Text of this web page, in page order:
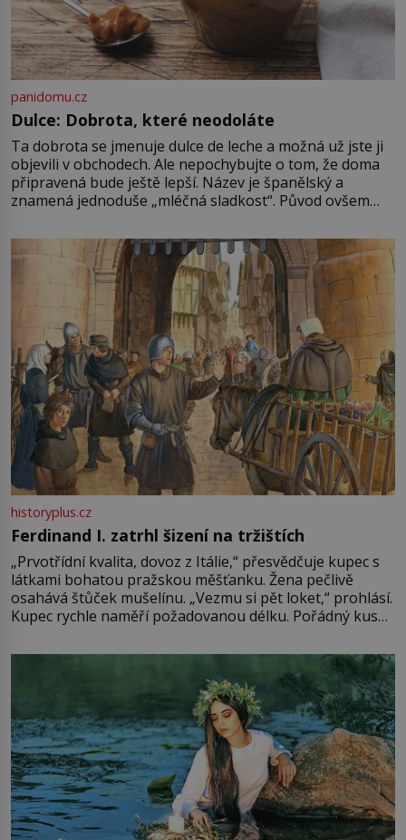
panidomu.cz
Dulce: Dobrota, které neodoláte
Ta dobrota se jmenuje dulce de leche a možná už jste ji
objevili v obchodech. Ale nepochybujte o tom, že doma
připravená bude ještě lepší. Název je španělský a
znamená jednoduše „mléčná sladkost“. Původ ovšem
pře hned několik latinskoamerických zemí a k tomu
Francie, kde se traduje,
historyplus.cz
Ferdinand I. zatrhl šizení na tržištích
„Prvotřídní kvalita, dovoz z Itálie,“ přesvědčuje kupec s
látkami bohatou pražskou měšťanku. Žena pečlivě
osahává štůček mušelínu. „Vezmu si pět loket,“ prohlásí.
Kupec rychle naměří požadovanou délku. Pořádný kus
milostpaní. Stačí jenom na sukni,“ zhodnotí švadlena
množství růžového mušelínu. „Ošidili vás, podívejte.“
Vezme do ruky dřevěnou